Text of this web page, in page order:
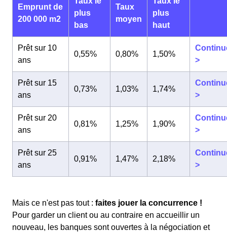
Emprunt de
200 000 m2
plus
bas
Taux
moyen
plus
haut
Prêt sur 10
ans
0,55% 0,80% 1,50%
>
Prêt sur 15
ans
0,73% 1,03% 1,74%
>
Prêt sur 20
ans
0,81% 1,25% 1,90%
>
Prêt sur 25
ans
0,91% 1,47% 2,18%
>
Mais ce n'est pas tout : faites jouer la concurrence !
Pour garder un client ou au contraire en accueillir un
nouveau, les banques sont ouvertes à la négociation et